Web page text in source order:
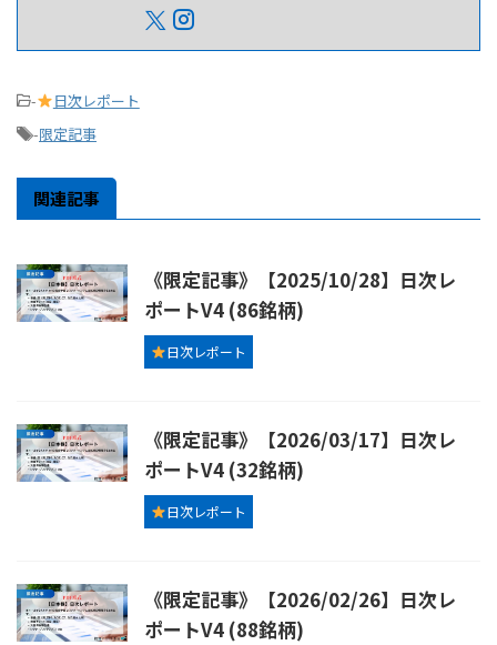
-
日次レポート
-限定記事
関連記事
《限定記事》【2025/10/28】日次レ
ポートV4 (86銘柄)
日次レポート
《限定記事》【2026/03/17】日次レ
ポートV4 (32銘柄)
日次レポート
《限定記事》【2026/02/26】日次レ
ポートV4 (88銘柄)